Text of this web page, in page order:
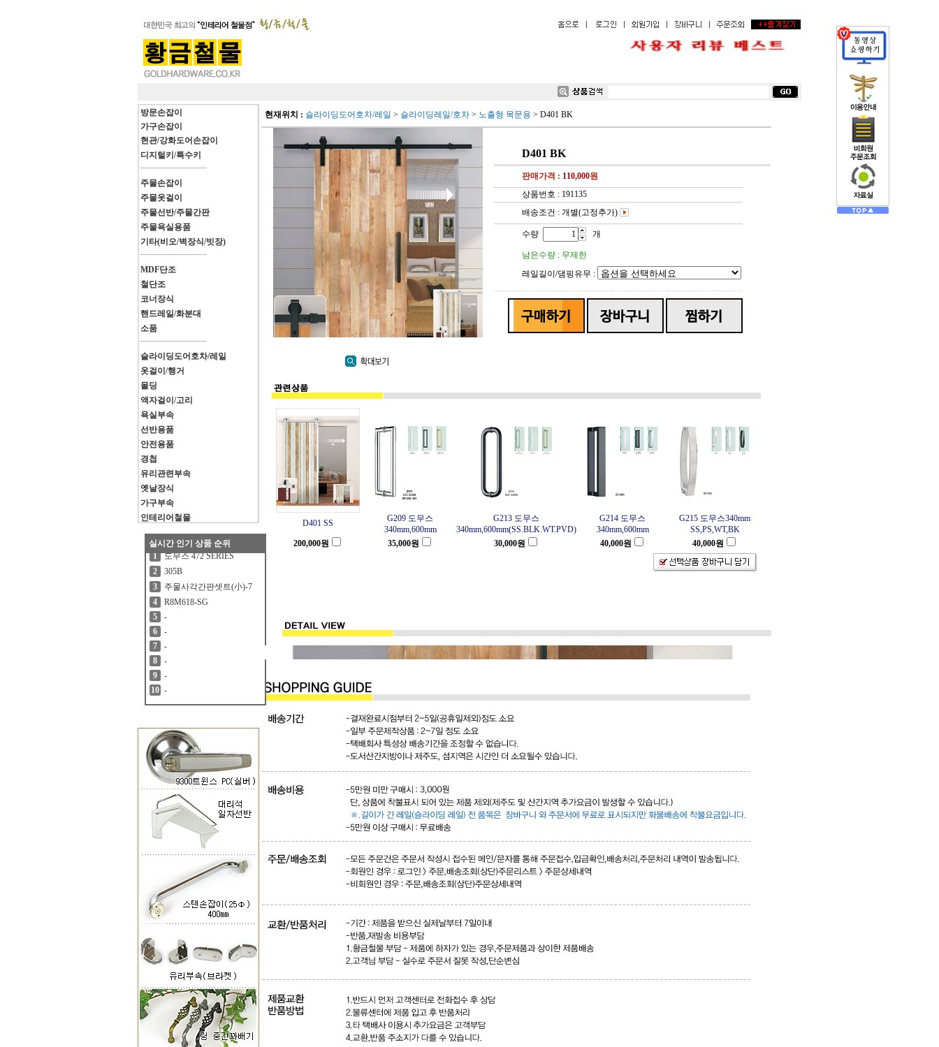
방문손잡이
가구손잡이
현관/강화도어손잡이
디지털키/특수키
------------------------
주물손잡이
주물옷걸이
주물선반/주물간판
주물욕실용품
기타(비오/벽장식/빗장)
------------------------
MDF단조
철단조
코너장식
핸드레일/화분대
소품
------------------------
슬라이딩도어호차/레일
옷걸이/행거
몰딩
액자걸이/고리
욕실부속
선반용품
안전용품
경첩
유리관련부속
옛날장식
가구부속
인테리어철물
실시간 인기 상품 순위
1
도무스 472 SERIES
2
305B
3
주물사각간판셋트(小)-7
4
R8M618-SG
5
-
6
-
7
-
8
-
9
-
10 -
현재위치 : 슬라이딩도어호차/레일 > 슬라이딩레일/호차 > 노출형 목문용 > D401 BK
D401 BK
판매가격 : 110,000원
상품번호 : 191135
배송조건 : 개별(고정추가)
수량 개
남은수량 : 무제한
레일길이/댐핑유무 :
D401 SS
G209 도무스
340mm,600mm
G213 도무스
340mm,600mm(SS.BLK.WT.PVD)
G214 도무스
340mm,600mm
G215 도무스340mm
SS,PS,WT,BK
200,000원 35,000원 30,000원 40,000원 40,000원